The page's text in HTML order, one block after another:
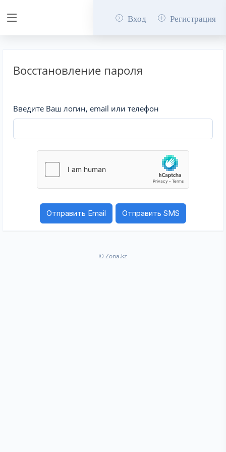
Вход Регистрация
Восстановление пароля
Введите Ваш логин, email или телефон
© Zona.kz